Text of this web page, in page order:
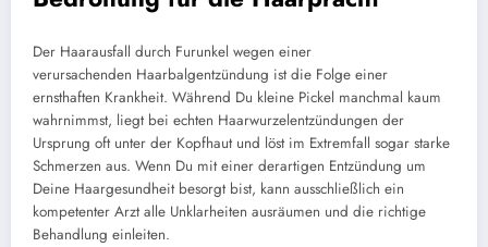
Der Haarausfall durch Furunkel wegen einer
verursachenden Haarbalgentzündung ist die Folge einer
ernsthaften Krankheit. Während Du kleine Pickel manchmal kaum
wahrnimmst, liegt bei echten Haarwurzelentzündungen der
Ursprung oft unter der Kopfhaut und löst im Extremfall sogar starke
Schmerzen aus. Wenn Du mit einer derartigen Entzündung um
Deine Haargesundheit besorgt bist, kann ausschließlich ein
kompetenter Arzt alle Unklarheiten ausräumen und die richtige
Behandlung einleiten.